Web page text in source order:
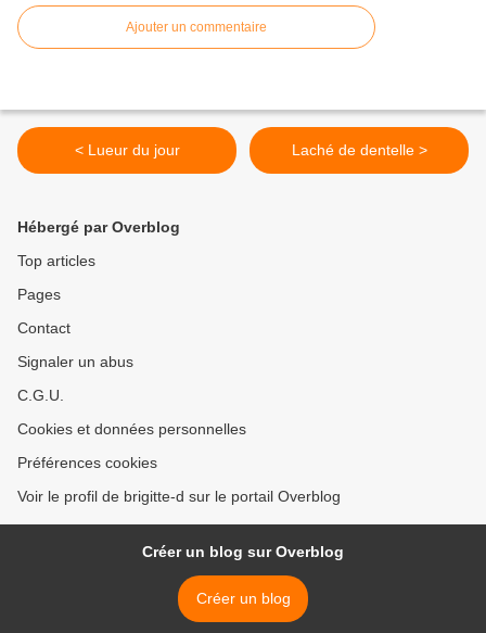
Ajouter un commentaire
< Lueur du jour Laché de dentelle >
Hébergé par Overblog
Top articles
Pages
Contact
Signaler un abus
C.G.U.
Cookies et données personnelles
Préférences cookies
Voir le profil de brigitte-d sur le portail Overblog
Créer un blog sur Overblog
Créer un blog